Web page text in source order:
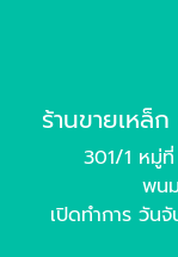
ร้านขายเหล็
301/1 หมู่
พน
เปิดทำการ วัน